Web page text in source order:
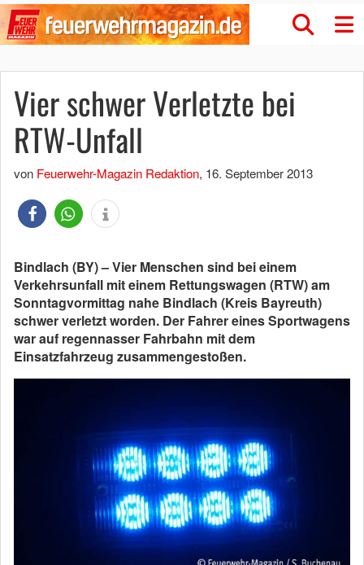
Vier schwer Verletzte bei
RTW-Unfall
von Feuerwehr-Magazin Redaktion, 16. September 2013
Bindlach (BY) – Vier Menschen sind bei einem
Verkehrsunfall mit einem Rettungswagen (RTW) am
Sonntagvormittag nahe Bindlach (Kreis Bayreuth)
schwer verletzt worden. Der Fahrer eines Sportwagens
war auf regennasser Fahrbahn mit dem
Einsatzfahrzeug zusammengestoßen.